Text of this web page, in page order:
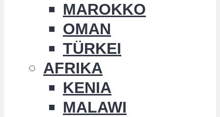
MAROKKO
OMAN
TÜRKEI
AFRIKA
KENIA
MALAWI